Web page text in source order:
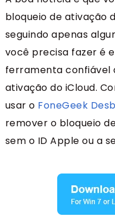
bloqueio de ativação
seguindo apenas
você precisa fazer é
ferramenta confiável
ativação do iCloud.
usar o FoneGeek
remover o bloqueio
sem o ID Apple ou a